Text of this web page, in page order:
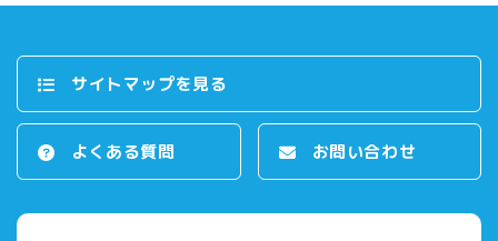
サイトマップを⾒る
よくある質問 お問い合わせ